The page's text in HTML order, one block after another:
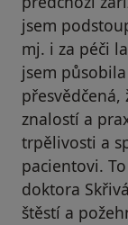
jsem
mj. i za péči
jsem
znalostí a
trpělivosti a
pacientovi.
doktora
štěstí a